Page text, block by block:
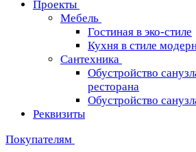
Проекты
Мебель
Гостиная в эко-стиле
Кухня в стиле
Сантехника
Обустройство
ресторана
Обустройство
Реквизиты
Покупателям